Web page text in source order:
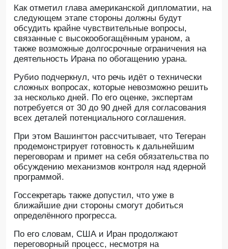
Как отметил глава американской дипломатии, на
следующем этапе стороны должны будут
обсудить крайне чувствительные вопросы,
связанные с высокообогащённым ураном, а
также возможные долгосрочные ограничения на
деятельность Ирана по обогащению урана.
Рубио подчеркнул, что речь идёт о технически
сложных вопросах, которые невозможно решить
за несколько дней. По его оценке, экспертам
потребуется от 30 до 90 дней для согласования
всех деталей потенциального соглашения.
При этом Вашингтон рассчитывает, что Тегеран
продемонстрирует готовность к дальнейшим
переговорам и примет на себя обязательства по
обсуждению механизмов контроля над ядерной
программой.
Госсекретарь также допустил, что уже в
ближайшие дни стороны смогут добиться
определённого прогресса.
По его словам, США и Иран продолжают
переговорный процесс, несмотря на